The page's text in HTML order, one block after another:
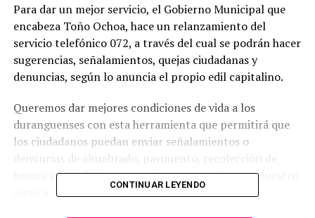
Para dar un mejor servicio, el Gobierno Municipal que
encabeza Toño Ochoa, hace un relanzamiento del
servicio telefónico 072, a través del cual se podrán hacer
sugerencias, señalamientos, quejas ciudadanas y
denuncias, según lo anuncia el propio edil capitalino.
Queremos dar mejores condiciones de vida a los
duranguenses con esta herramienta que permitirá que
los ciudadanos puedan enviar señalamientos o
denuncias de alumbrado, pavimento, recolección de
basura y más; “esto nos motiva a ser mejores en nuestro
servicio y dar el cien por cien para satisfacer las
CONTINUAR LEYENDO